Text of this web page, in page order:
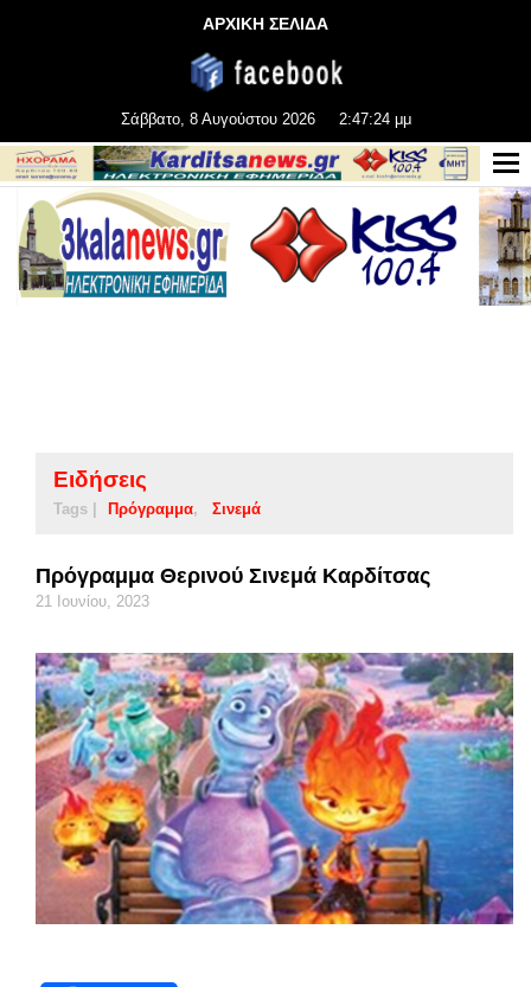
ΑΡΧΙΚΗ ΣΕΛΙΔΑ
Σάββατο, 8 Αυγούστου 2026 2:47:25 μμ
Ειδήσεις
Tags | Πρόγραμμα Σινεμά
Πρόγραμμα Θερινού Σινεμά Καρδίτσας
21 Ιουνίου, 2023